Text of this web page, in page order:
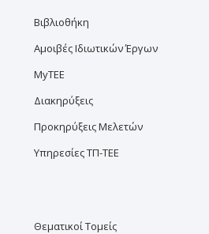
Βιβλιοθήκη
Αμοιβές Ιδιωτικών Έργων
MyTEE
Διακηρύξεις
Προκηρύξεις Μελετών
Υπηρεσίες ΤΠ-ΤΕΕ
Θεματικοί Τομείς